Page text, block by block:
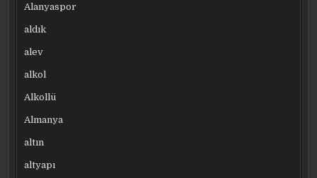
Alanyaspor
aldık
alev
alkol
Alkollü
Almanya
altın
altyapı